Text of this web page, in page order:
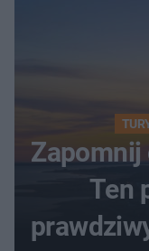
Zapomnij
Ten